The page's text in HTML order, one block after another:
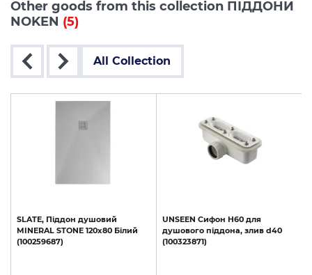
Other goods from this collection ПІДДОНИ
NOKEN (5)
All Collection
SLATE, Піддон душовий
MINERAL STONE 120х80 Білий
(100259687)
UNSEEN Сифон H60 для
душового піддона, злив d40
(100323871)